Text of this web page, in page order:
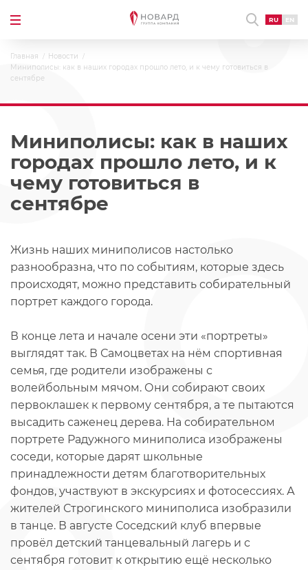
RU EN
Главная
Новости
Миниполисы: как в наших городах прошло лето, и к чему готовиться в
сентябре
Миниполисы: как в наших
городах прошло лето, и к
чему готовиться в
сентябре
Жизнь наших миниполисов настолько
разнообразна, что по событиям, которые здесь
происходят, можно представить собирательный
портрет каждого города.
В конце лета и начале осени эти «портреты»
выглядят так. В Самоцветах на нём спортивная
семья, где родители изображены с
волейбольным мячом. Они собирают своих
первоклашек к первому сентября, а те пытаются
высадить саженец дерева. На собирательном
портрете Радужного миниполиса изображены
соседи, которые дарят школьные
принадлежности детям благотворительных
фондов, участвуют в экскурсиях и фотосессиях. А
жителей Строгинского миниполиса изобразили
в танце. В августе Соседский клуб впервые
провёл детский танцевальный лагерь и с
сентября готовит к открытию ещё несколько